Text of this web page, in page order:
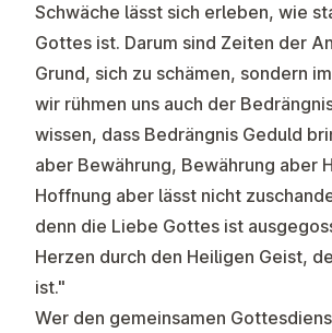
Schwäche lässt sich erleben, wie
Gottes ist. Darum sind Zeiten der
Grund, sich zu schämen, sondern
wir rühmen uns auch der
wissen, dass Bedrängnis Geduld
aber Bewährung, Bewährung aber
Hoffnung aber lässt nicht
denn die Liebe Gottes ist
Herzen durch den Heiligen Geist,
ist."
Wer den gemeinsamen